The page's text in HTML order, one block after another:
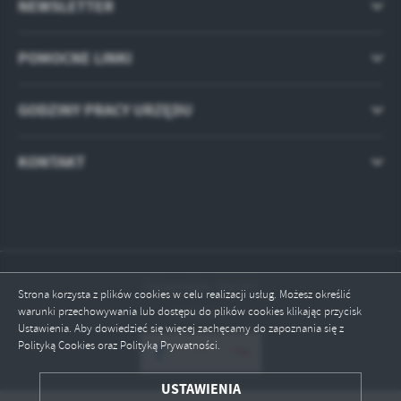
Strona korzysta z plików cookies w celu realizacji usług. Możesz określić
warunki przechowywania lub dostępu do plików cookies klikając przycisk
Ustawienia. Aby dowiedzieć się więcej zachęcamy do zapoznania się z
Polityką Cookies oraz Polityką Prywatności.
USTAWIENIA
ZAPISZ WYBRANE
POMOCNE LINKI
NEWSLETTER
GODZINY PRACY URZĘDU
KONTAKT
Odwiedzin: 766797
Online: 1